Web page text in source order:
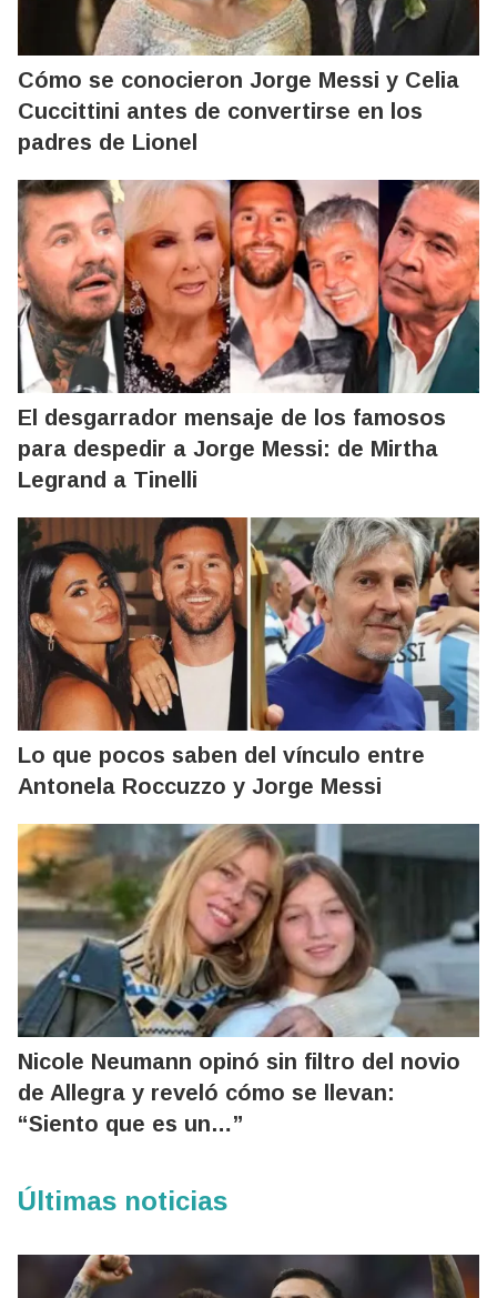
Cómo se conocieron Jorge Messi y Celia
Cuccittini antes de convertirse en los
padres de Lionel
El desgarrador mensaje de los famosos
para despedir a Jorge Messi: de Mirtha
Legrand a Tinelli
Lo que pocos saben del vínculo entre
Antonela Roccuzzo y Jorge Messi
Nicole Neumann opinó sin filtro del novio
de Allegra y reveló cómo se llevan:
“Siento que es un…”
Últimas noticias